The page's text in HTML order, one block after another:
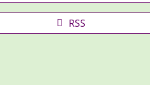
RSS